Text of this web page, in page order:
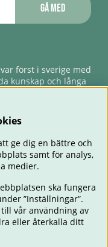
Gå med
först i sverige med
kunskap och långa
ÄTA & MATA
RESA
ge dig en bättre och
samt för analys,
medier.
ska fungera
”Inställningar”.
vår användning av
eller återkalla ditt